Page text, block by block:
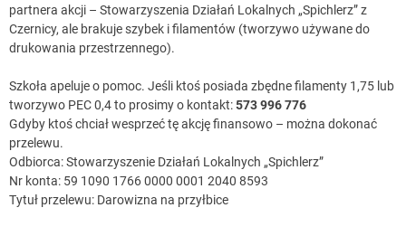
partnera akcji – Stowarzyszenia Działań Lokalnych „Spichlerz” z
Czernicy, ale brakuje szybek i filamentów (tworzywo używane do
drukowania przestrzennego).
Szkoła apeluje o pomoc. Jeśli ktoś posiada zbędne filamenty 1,75 lub
tworzywo PEC 0,4 to prosimy o kontakt:573 996 776
Gdyby ktoś chciał wesprzeć tę akcję finansowo – można dokonać
przelewu.
Odbiorca: Stowarzyszenie Działań Lokalnych „Spichlerz”
Nr konta: 59 1090 1766 0000 0001 2040 8593
Tytuł przelewu: Darowizna na przyłbice